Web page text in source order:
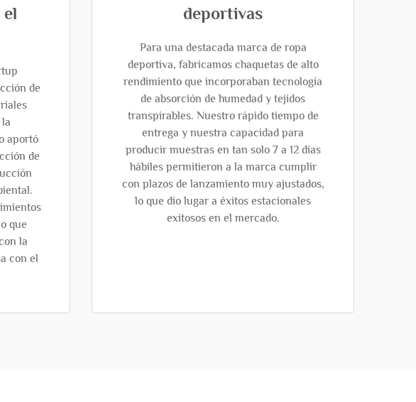
de
aportó
de
que
la
con el
deportivas
Para una destacada marca de ropa
deportiva, fabricamos chaquetas de alto
rendimiento que incorporaban tecnología
de absorción de humedad y tejidos
transpirables. Nuestro rápido tiempo de
entrega y nuestra capacidad para
producir muestras en tan solo 7 a 12 días
hábiles permitieron a la marca cumplir
con plazos de lanzamiento muy ajustados,
lo que dio lugar a éxitos estacionales
exitosos en el mercado.